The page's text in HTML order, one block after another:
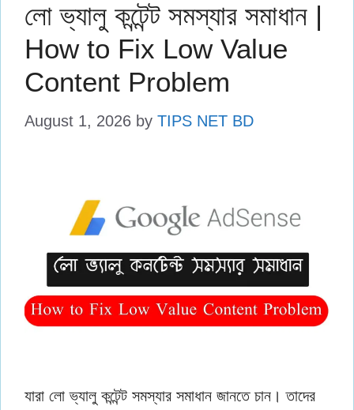
লো ভ্যালু কন্টেন্ট সমস্যার সমাধান |
How to Fix Low Value
Content Problem
August 1, 2026 by TIPS NET BD
যারা লো ভ্যালু কন্টেন্ট সমস্যার সমাধান জানতে চান। তাদের